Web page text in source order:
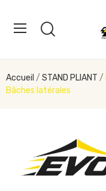
Accueil STAND PLIANT
Bâches latérales